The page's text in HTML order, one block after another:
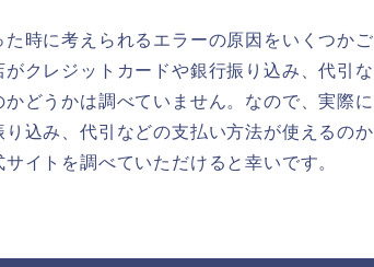
時に考えられるエラーの原因をいくつかご
クレジットカードや銀行振り込み、代引な
どうかは調べていません。なので、実際に
込み、代引などの支払い方法が使えるのか
イトを調べていただけると幸いです。